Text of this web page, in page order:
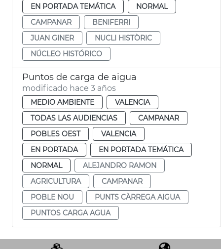
EN PORTADA TEMÁTICA
NORMAL
CAMPANAR
BENIFERRI
JUAN GINER
NUCLI HISTÒRIC
NÚCLEO HISTÓRICO
Puntos de carga de aigua
modificado hace 3 años
MEDIO AMBIENTE
VALENCIA
TODAS LAS AUDIENCIAS
CAMPANAR
POBLES OEST
VALENCIA
EN PORTADA
EN PORTADA TEMÁTICA
NORMAL
ALEJANDRO RAMON
AGRICULTURA
CAMPANAR
POBLE NOU
PUNTS CÀRREGA AIGUA
PUNTOS CARGA AGUA